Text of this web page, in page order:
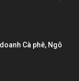
Cà phê, Ngô